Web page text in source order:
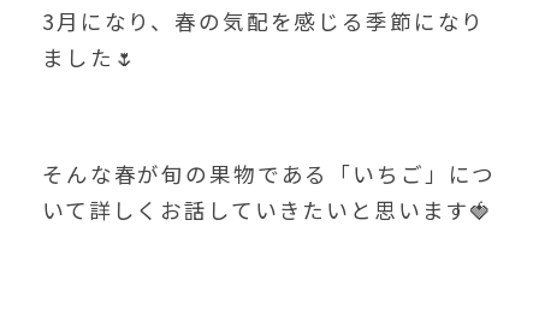
3月になり、春の気配を感じる季節になり
ました🌷
そんな春が旬の果物である「いちご」につ
いて詳しくお話していきたいと思います🍓